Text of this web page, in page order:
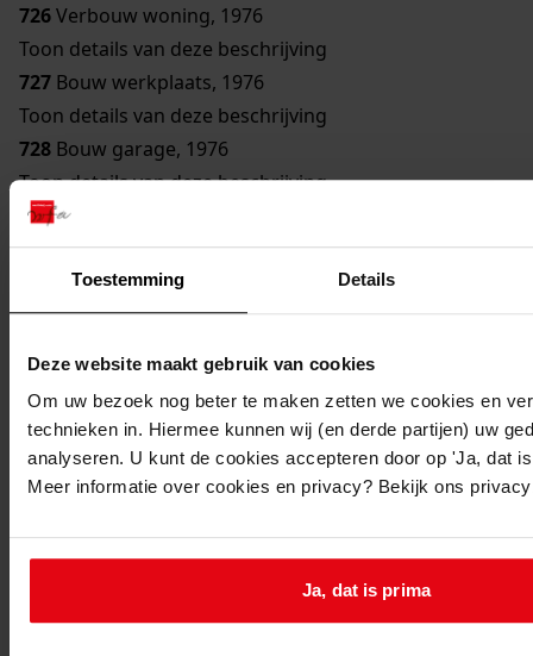
Toestemming Details
Deze website maakt gebruik van cookies
Om uw bezoek nog beter te maken zetten we cookies en
technieken in. Hiermee kunnen wij (en derde partijen) uw
analyseren. U kunt de cookies accepteren door op 'Ja, dat
Meer informatie over cookies en privacy? Bekijk ons
Ja, dat is prima
726Verbouw woning, 1976
Toon details van deze beschrijving
727 Bouw werkplaats, 1976
Toon details van deze beschrijving
728 Bouw garage, 1976
Toon details van deze beschrijving
729Vergroten telefooncentrale, 1976
Toon details van deze beschrijving
Bouw garage, 1976
Toon details van deze beschrijving
Toon details van deze beschrijving
732Bouw woning, 1976
Toon details van deze beschrijving
733Bouw woning, 1976
Toon details van deze beschrijving
735